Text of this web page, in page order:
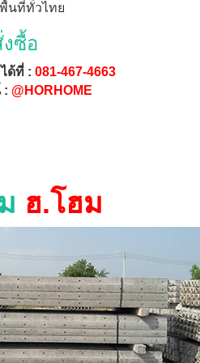
นที่ทั่วไทย
ซื้อ
ด้ที่ : 081-467-4663
: @HORHOME
ฮ.โฮม